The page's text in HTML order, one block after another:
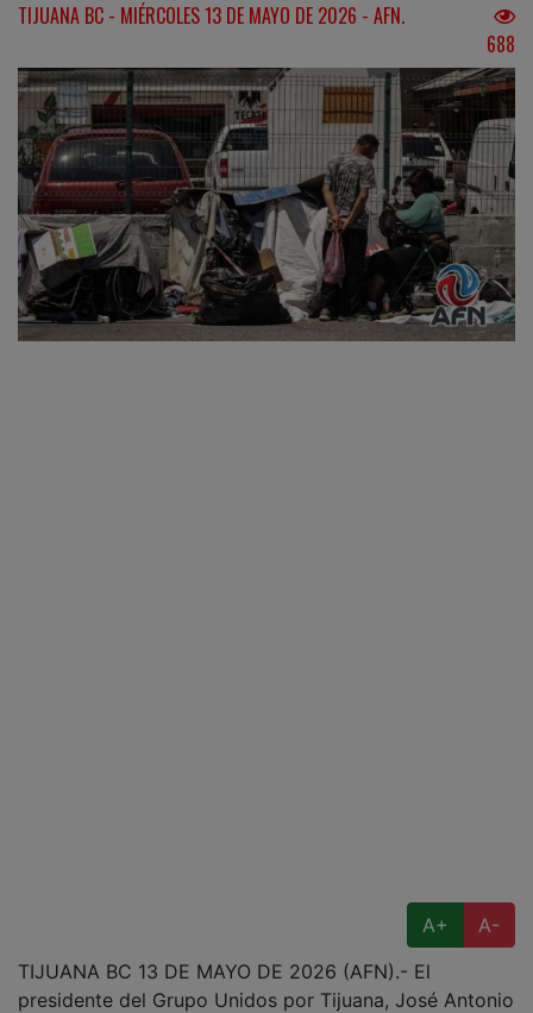
TIJUANA BC - MIÉRCOLES 13 DE MAYO DE 2026 - AFN.
688
A+
A-
TIJUANA BC 13 DE MAYO DE 2026 (AFN).- El
presidente del Grupo Unidos por Tijuana, José Antonio